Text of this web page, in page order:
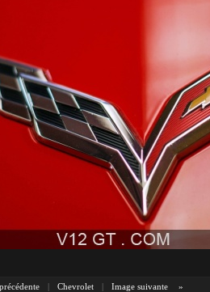
| Chevrolet | Image suivante »